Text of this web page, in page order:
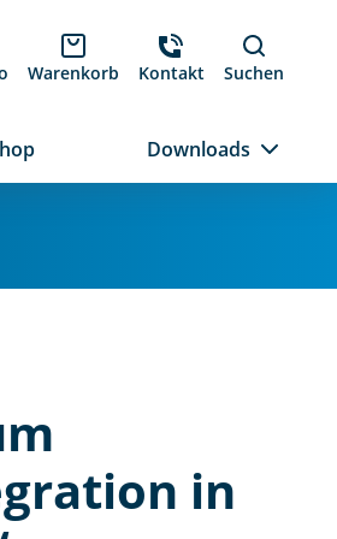
Warenkorb Kontakt Suchen
Downloads
in